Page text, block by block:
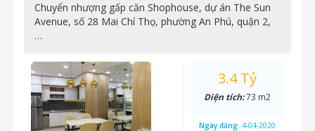
Chuyển nhượng gấp căn Shophouse, dự án The Sun
Avenue, số 28 Mai Chí Thọ, phường An Phú, quận 2,
…
3.4 Tỷ
Diện tích:73 m2
Ngày đăng: 4-04-2020